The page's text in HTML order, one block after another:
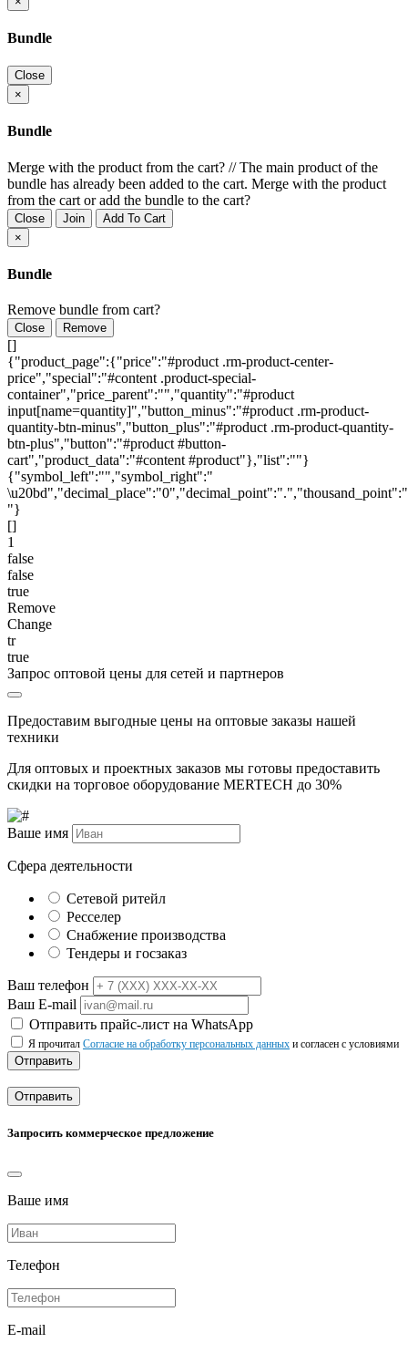
Bundle
Close
×
Bundle
Merge with the product from the cart? //The main product of the
bundle has already been added to the cart. Merge with the product
from the cart or add the bundle to the cart?
Close Join
Add To Cart
×
Bundle
Remove bundle from cart?
Close Remove
[]
{"product_page":{"price":"#product .rm-product-center-
price","special":"#content .product-special-
container","price_parent":"","quantity":"#product
input[name=quantity]","button_minus":"#product .rm-product-
quantity-btn-minus","button_plus":"#product .rm-product-quantity-
btn-plus","button":"#product #button-
cart","product_data":"#content #product"},"list":""}
{"symbol_left":"","symbol_right":"
\u20bd","decimal_place":"0","decimal_point":".","thousand_point":"
"}
[]
1
false
false
true
Remove
Change
tr
true
Запрос оптовой цены для сетей и партнеров
Предоставим выгодные цены на оптовые заказы нашей
техники
Для оптовых и проектных заказов мы готовы предоставить
скидки на торговое оборудование MERTECH до 30%
Ваше имя
Сфера деятельности
Сетевой ритейл
Ресселер
Снабжение производства
Тендеры и госзаказ
Ваш телефон
Ваш E-mail
Отправить прайс-лист на WhatsApp
Я прочитал Согласие на обработку персональных данных и согласен с условиями
Отправить
Отправить
Запросить коммерческое предложение
Ваше имя
Телефон
E-mail